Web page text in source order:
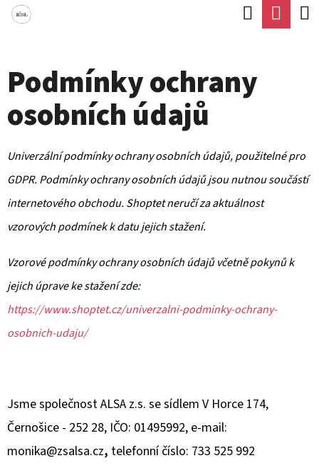
Přejít
Hledat
Podmínky ochrany
osobních údajů
Univerzální podmínky ochrany osobních údajů, použitelné pro
GDPR. Podmínky ochrany osobních údajů jsou nutnou součástí
internetového obchodu. Shoptet neručí za aktuálnost
vzorových podmínek k datu jejich stažení.
Vzorové podmínky ochrany osobních údajů včetně pokynů k
jejich úprave ke stažení zde:
https://www.shoptet.cz/univerzalni-podminky-ochrany-
osobnich-udaju/
Jsme společnost ALSA z.s. se sídlem V Horce 174,
Černošice - 252 28, IČO: 01495992, e-mail:
monika@zsalsa.cz, telefonní číslo: 733 525 992
K
KC
O
O
T
Ř
E
B
U
J
E
N
A
J